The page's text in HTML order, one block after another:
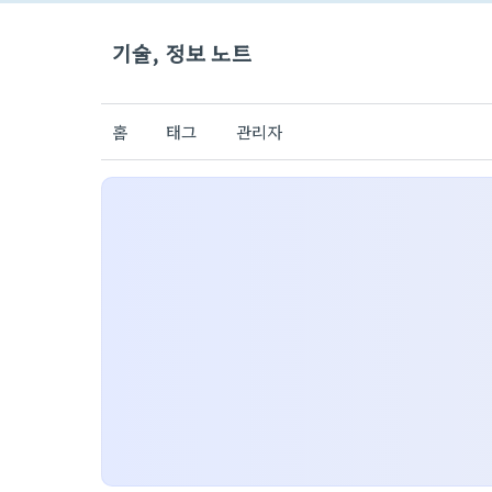
기술, 정보 노트
홈 태그 관리자